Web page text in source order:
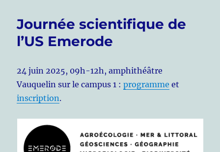
Journée scientifique de
l’US Emerode
24 juin 2025, 09h-12h, amphithéâtre
Vauquelin sur le campus 1 :programme et
inscription.